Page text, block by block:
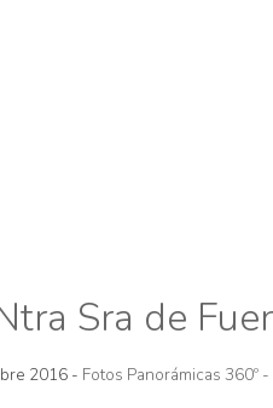
Sra de
2016 - Fotos Panorámicas 360º -